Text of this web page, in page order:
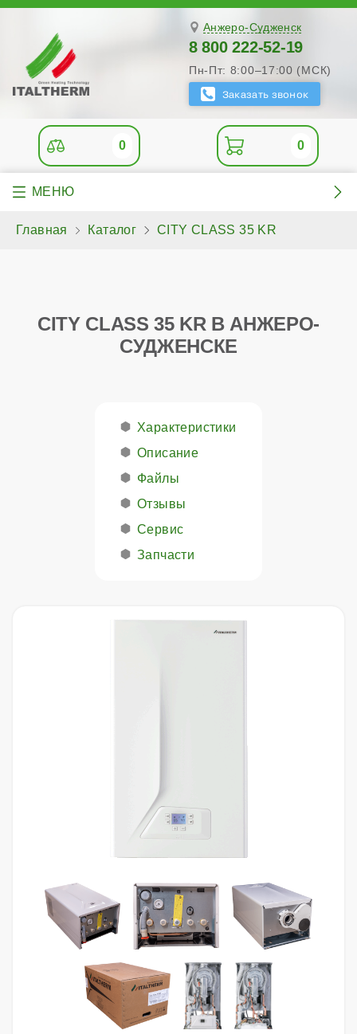
Анжеро-Судженск
8 800 222-52-19
Пн-Пт: 8:00–17:00 (МСК)
0 0
Главная Каталог CITY CLASS 35 KR
CITY CLASS 35 KR В АНЖЕРО-
СУДЖЕНСКЕ
Характеристики
Описание
Файлы
Отзывы
Сервис
Запчасти